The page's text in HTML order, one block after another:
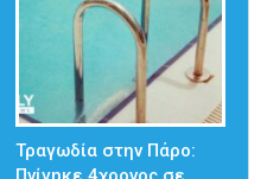
Τραγωδία στην Πάρο: